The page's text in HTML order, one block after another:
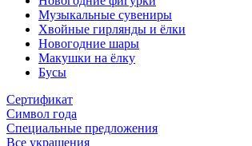
Музыкальные сувениры
Хвойные гирлянды и ёлки
Новогодние шары
Макушки на ёлку
Бусы
Сертификат
Символ года
Специальные предложения
Все украшения